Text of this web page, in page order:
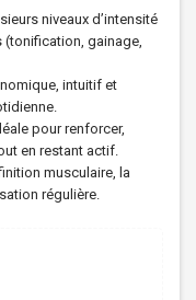
niveaux d’intensité
gainage,
intuitif et
pour renforcer,
en restant actif.
musculaire, la
régulière.